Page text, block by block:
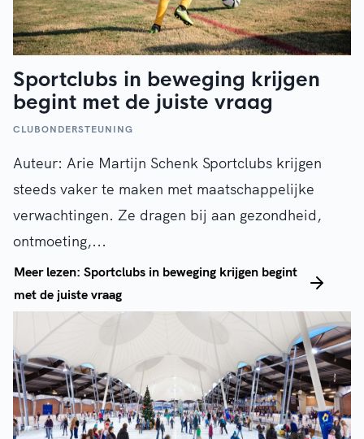
Sportclubs in beweging krijgen
begint met de juiste vraag
CLUBONDERSTEUNING
Auteur: Arie Martijn Schenk Sportclubs krijgen
steeds vaker te maken met maatschappelijke
verwachtingen. Ze dragen bij aan gezondheid,
ontmoeting,...
Meer lezen: Sportclubs in beweging krijgen begint
met de juiste vraag